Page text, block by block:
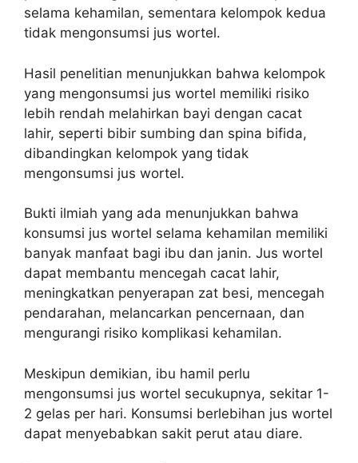
selama kehamilan, sementara kelompok kedua
tidak mengonsumsi jus wortel.
Hasil penelitian menunjukkan bahwa kelompok
yang mengonsumsi jus wortel memiliki risiko
lebih rendah melahirkan bayi dengan cacat
lahir, seperti bibir sumbing dan spina bifida,
dibandingkan kelompok yang tidak
mengonsumsi jus wortel.
Bukti ilmiah yang ada menunjukkan bahwa
konsumsi jus wortel selama kehamilan memiliki
banyak manfaat bagi ibu dan janin. Jus wortel
dapat membantu mencegah cacat lahir,
meningkatkan penyerapan zat besi, mencegah
pendarahan, melancarkan pencernaan, dan
mengurangi risiko komplikasi kehamilan.
Meskipun demikian, ibu hamil perlu
mengonsumsi jus wortel secukupnya, sekitar 1-
2 gelas per hari. Konsumsi berlebihan jus wortel
dapat menyebabkan sakit perut atau diare.